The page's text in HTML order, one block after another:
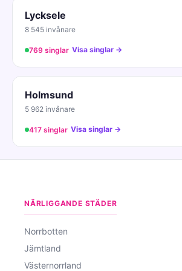
Lycksele
8 545 invånare
769 singlar Visa singlar →
Holmsund
5 962 invånare
417 singlar Visa singlar →
NÄRLIGGANDE STÄDER
Norrbotten
Jämtland
Västernorrland